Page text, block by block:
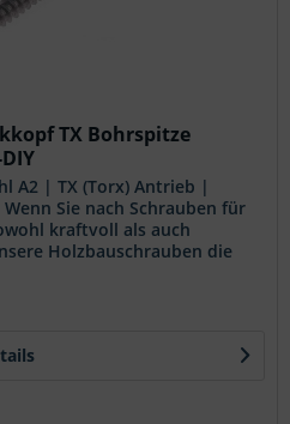
TX Bohrspitze
A2 | TX (Torx) Antrieb |
Sie nach Schrauben für
kraftvoll als auch
Holzbauschrauben die